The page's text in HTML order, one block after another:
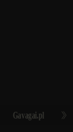
Gavagai.pl